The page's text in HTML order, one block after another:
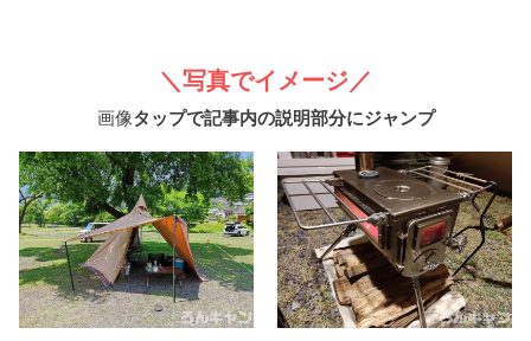
＼写真でイメージ／
画像タップで記事内の説明部分にジャンプ